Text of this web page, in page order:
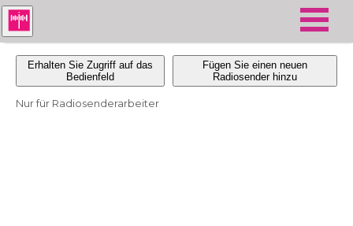
Erhalten Sie Zugriff auf das
Bedienfeld
Nur für Radiosenderarbeiter
Fügen Sie einen neuen
Radiosender hinzu